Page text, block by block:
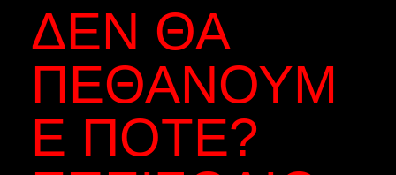
ΔΕΝ ΘΑ
ΠΕΘΆΝΟΥΜ
Ε ΠΟΤΈ?